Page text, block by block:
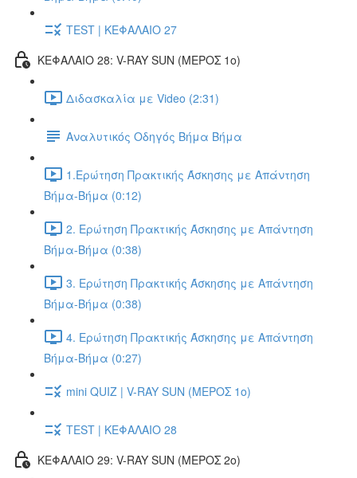
TEST | ΚΕΦΑΛΑΙΟ 27
ΚΕΦΑΛΑΙΟ 28: V-RAY SUN (ΜΕΡΟΣ 1o)
Διδασκαλία με Video (2:31)
Αναλυτικός Οδηγός Βήμα Βήμα
1.Ερώτηση Πρακτικής Άσκησης με Απάντηση
Βήμα-Βήμα (0:12)
2. Ερώτηση Πρακτικής Άσκησης με Απάντηση
Βήμα-Βήμα (0:38)
3. Ερώτηση Πρακτικής Άσκησης με Απάντηση
Βήμα-Βήμα (0:38)
4. Ερώτηση Πρακτικής Άσκησης με Απάντηση
Βήμα-Βήμα (0:27)
mini QUIZ | V-RAY SUN (ΜΕΡΟΣ 1o)
TEST | ΚΕΦΑΛΑΙΟ 28
ΚΕΦΑΛΑΙΟ 29: V-RAY SUN (ΜΕΡΟΣ 2o)